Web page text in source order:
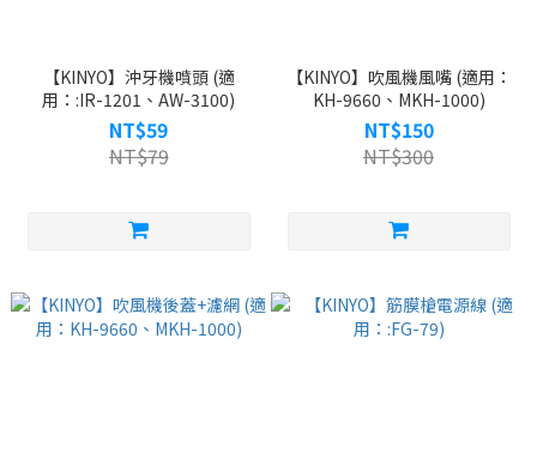
【KINYO】沖牙機噴頭 (適
用：:IR-1201、AW-3100)
NT$59
NT$79
【KINYO】吹風機風嘴 (適用：
KH-9660、MKH-1000)
NT$150
NT$300